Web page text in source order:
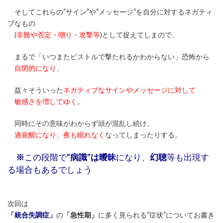
そしてこれらの”サイン”や”メッセージ”を自分に対するネガティ
ブなもの
(非難や否定・嘲り・攻撃等)として捉えてしまので、
まるで「いつまたピストルで撃たれるかわからない」恐怖から
自閉的になり 、
益々そういった ネガティブなサインやメッセージに対して
敏感さを増してゆく 。
同時にその意味がわからず頭が混乱し続け、
過覚醒になり、夜も眠れなく なってしまったりする。
※この段階で”病識”は曖昧になり、 幻聴等も出現す
る場合もあるでしょう
次回は
「統合失調症」 の 「急性期」 に多く見られる”症状”についてお書き